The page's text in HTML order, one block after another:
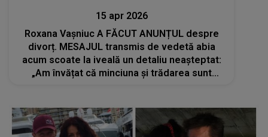
15 apr 2026
Roxana Vașniuc A FĂCUT ANUNȚUL despre
divorț. MESAJUL transmis de vedetă abia
acum scoate la iveală un detaliu neașteptat:
„Am învățat că minciuna și trădarea sunt